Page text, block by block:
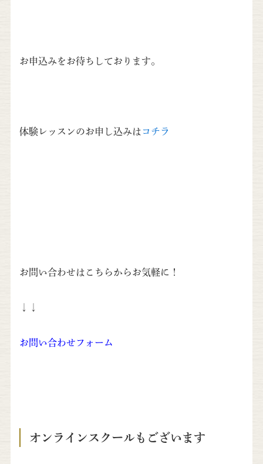
お申込みをお待ちしております。
体験レッスンのお申し込みは コチラ
お問い合わせはこちらからお気軽に！
お問い合わせフォーム
オンラインスクールもございます